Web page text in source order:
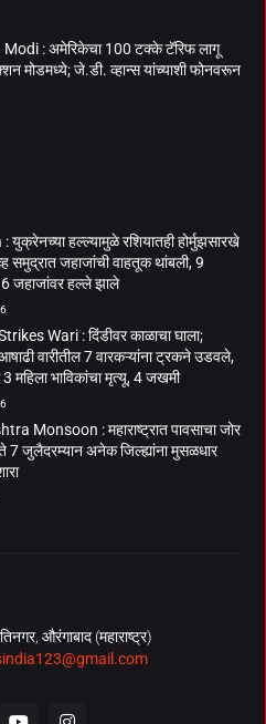
: अमेरिकेचा 100 टक्के टॅरिफ लागू
मोडमध्ये; जे.डी. व्हान्स यांच्याशी फोनवरून
युक्रेनच्या हल्ल्यामुळे रशियातही होर्मुझसारखे
समुद्रात जहाजांची वाहतूक थांबली, 9
जहाजांवर हल्ले झाले
Wari : दिंडीवर काळाचा घाला;
वारीतील 7 वारकऱ्यांना ट्रकने उडवले,
महिला भाविकांचा मृत्यू, 4 जखमी
Monsoon : महाराष्ट्रात पावसाचा जोर
7 जुलैदरम्यान अनेक जिल्ह्यांना मुसळधार
औरंगाबाद (महाराष्ट्र)